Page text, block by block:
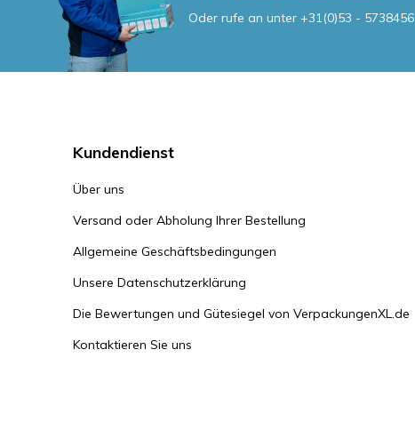
Oder rufe an unter +31(0)53 - 5738456
Kundendienst
Über uns
Versand oder Abholung Ihrer Bestellung
Allgemeine Geschäftsbedingungen
Unsere Datenschutzerklärung
Die Bewertungen und Gütesiegel von VerpackungenXL.de
Kontaktieren Sie uns